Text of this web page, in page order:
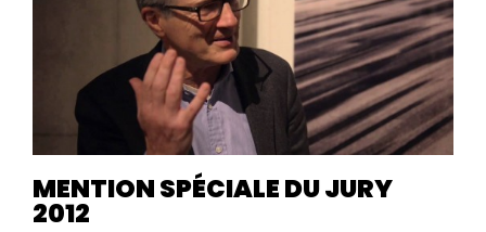
MENTION SPÉCIALE DU JURY
2012